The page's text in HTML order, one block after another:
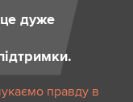
дуже
правду в